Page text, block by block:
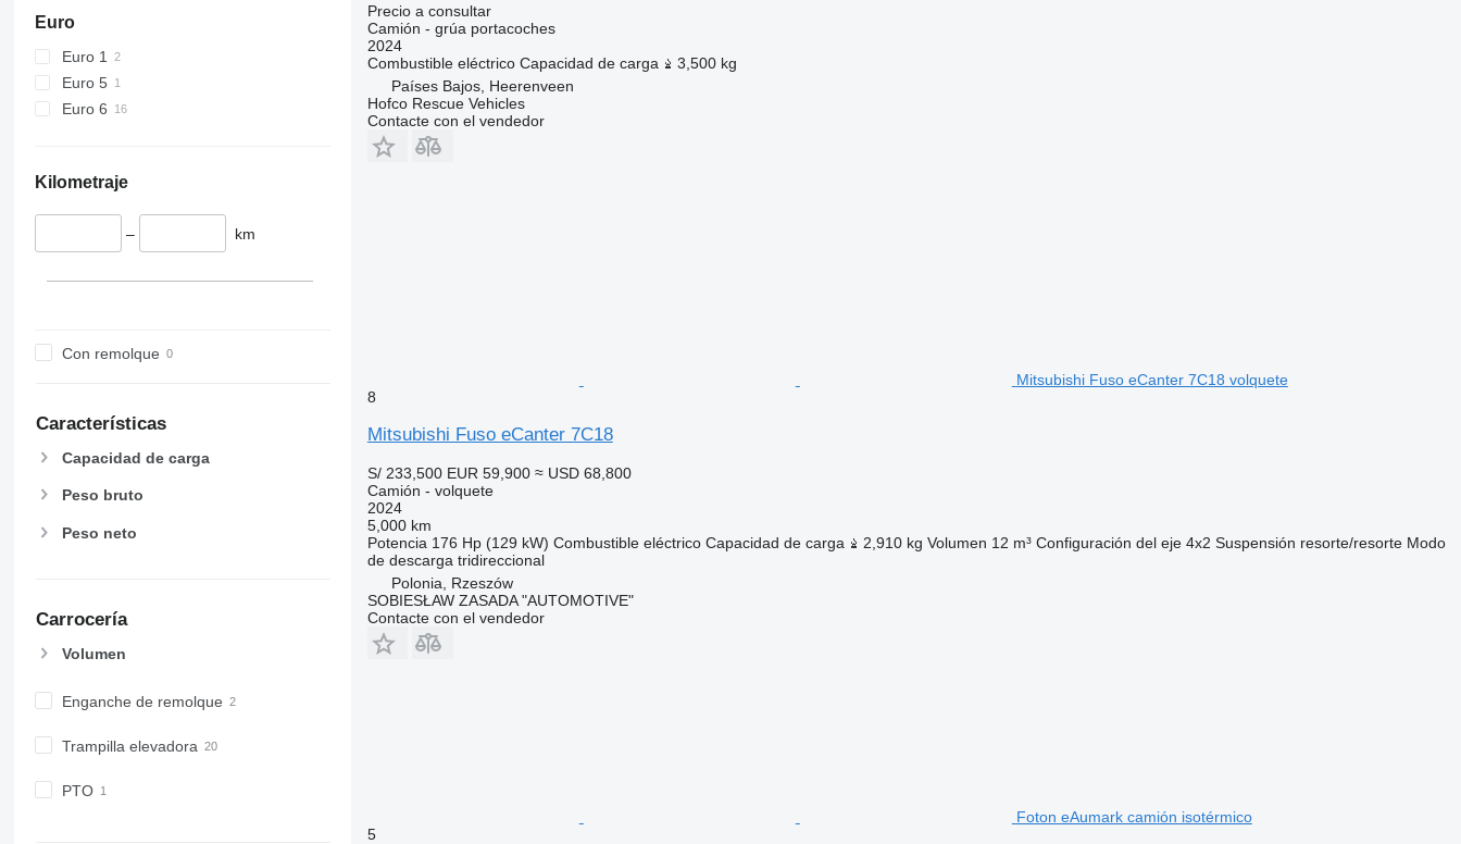
Euro
Euro 1
Euro 5
Euro 6
Kilometraje
– km
Con remolque
Características
Capacidad de carga
Peso bruto
Peso neto
Carrocería
Volumen
Enganche de remolque
Trampilla elevadora
PTO
Precio a consultar
Camión - grúa portacoches
2024
Combustible eléctrico Capacidad de carga
3,500 kg
Países Bajos, Heerenveen
Hofco Rescue Vehicles
Contacte con el vendedor
Mitsubishi Fuso eCanter 7C18 volquete
8
Mitsubishi Fuso eCanter 7C18
S/ 233,500 EUR 59,900 ≈ USD 68,800
Camión - volquete
2024
5,000 km
Potencia 176 Hp (129 kW) Combustible eléctrico Capacidad de carga 2,910 kg Volumen 12 m³ Configuración del eje 4x2 Suspensión resorte/resorte Modo
de descarga tridireccional
Polonia, Rzeszów
SOBIESŁAW ZASADA "AUTOMOTIVE"
Contacte con el vendedor
Foton eAumark camión isotérmico
5